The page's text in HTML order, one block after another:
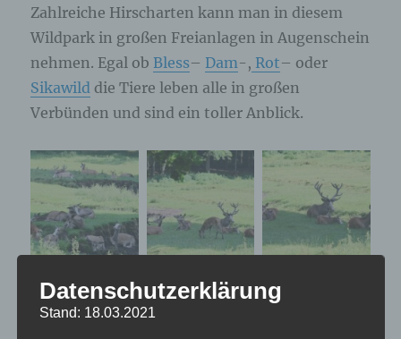
Zahlreiche Hirscharten kann man in diesem
Wildpark in großen Freianlagen in Augenschein
nehmen. Egal ob Bless– Dam-, Rot– oder
Sikawild die Tiere leben alle in großen
Verbünden und sind ein toller Anblick.
Datenschutzerklärung
Stand: 18.03.2021